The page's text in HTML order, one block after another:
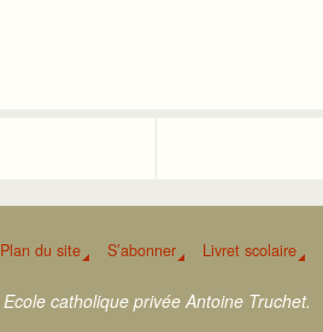
Plan du site S’abonner Livret scolaire
Ecole catholique privée Antoine Truchet.